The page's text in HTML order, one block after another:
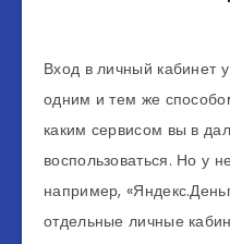
Вход в личный кабинет
одним и тем же
каким сервисом вы в
воспользоваться. Но у
например,
отдельные личные